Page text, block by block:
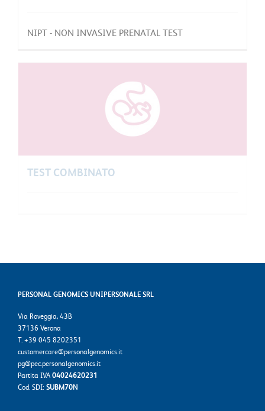
NIPT - NON INVASIVE PRENATAL TEST
TEST COMBINATO
PERSONAL GENOMICS UNIPERSONALE SRL
Via Roveggia, 43B
37136 Verona
T. +39 045 8202351
customercare@personalgenomics.it
pg@pec.personalgenomics.it
Partita IVA04024620231
Cod. SDI: SUBM70N